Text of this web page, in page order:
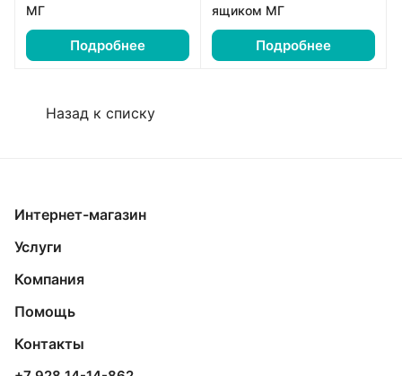
МГ
Подробнее
ящиком МГ
Подробнее
Назад к списку
Интернет-магазин
Услуги
Компания
Помощь
Контакты